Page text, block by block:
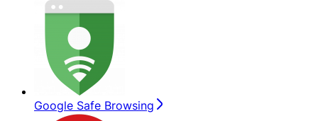
Google Safe Browsing